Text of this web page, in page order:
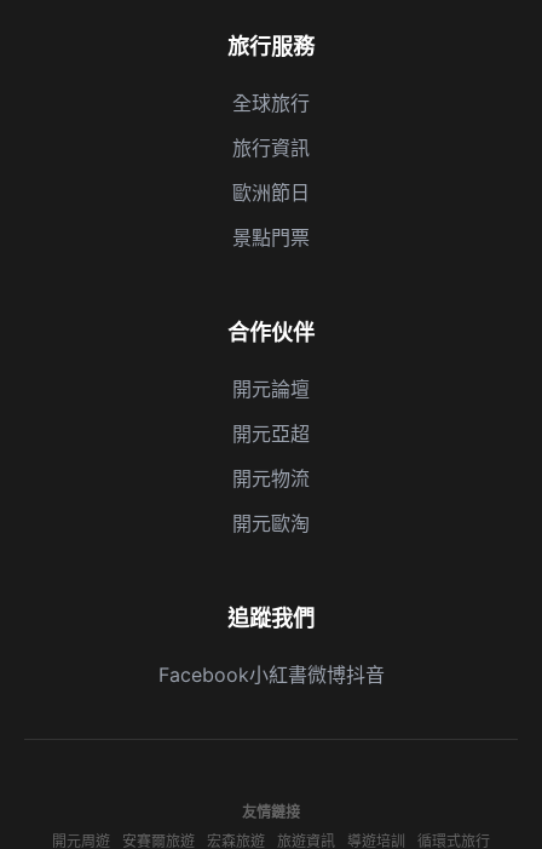
旅行服務
全球旅行
旅行資訊
歐洲節日
景點門票
合作伙伴
開元論壇
開元亞超
開元物流
開元歐淘
追蹤我們
Facebook小紅書微博抖音
友情鏈接
開元周遊
安賽爾旅遊 宏森旅遊 旅遊資訊 導遊培訓 循環式旅行